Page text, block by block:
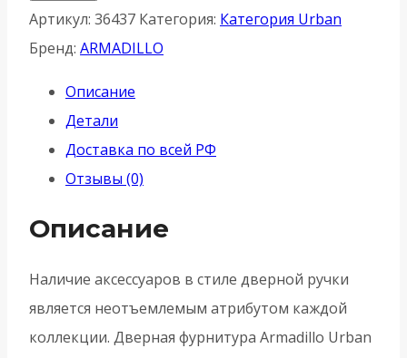
Накладка
Armadillo
NORMAL
USQ
SN-
3
Матовый
никель
Артикул: 36437 Категория: Категория Urban
Бренд: ARMADILLO
Описание
Детали
Доставка по всей РФ
Отзывы (0)
Описание
Наличие аксессуаров в стиле дверной ручки
является неотъемлемым атрибутом каждой
коллекции. Дверная фурнитура Armadillo Urban